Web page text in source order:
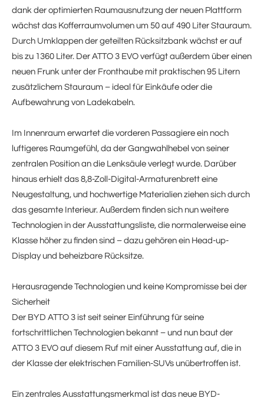
dank der optimierten Raumausnutzung der neuen Plattform
wächst das Kofferraumvolumen um 50 auf 490 Liter Stauraum.
Durch Umklappen der geteilten Rücksitzbank wächst er auf
bis zu 1360 Liter. Der ATTO 3 EVO verfügt außerdem über einen
neuen Frunk unter der Fronthaube mit praktischen 95 Litern
zusätzlichem Stauraum – ideal für Einkäufe oder die
Aufbewahrung von Ladekabeln.
Im Innenraum erwartet die vorderen Passagiere ein noch
luftigeres Raumgefühl, da der Gangwahlhebel von seiner
zentralen Position an die Lenksäule verlegt wurde. Darüber
hinaus erhielt das 8,8-Zoll-Digital-Armaturenbrett eine
Neugestaltung, und hochwertige Materialien ziehen sich durch
das gesamte Interieur. Außerdem finden sich nun weitere
Technologien in der Ausstattungsliste, die normalerweise eine
Klasse höher zu finden sind – dazu gehören ein Head-up-
Display und beheizbare Rücksitze.
Herausragende Technologien und keine Kompromisse bei der
Sicherheit
Der BYD ATTO 3 ist seit seiner Einführung für seine
fortschrittlichen Technologien bekannt – und nun baut der
ATTO 3 EVO auf diesem Ruf mit einer Ausstattung auf, die in
der Klasse der elektrischen Familien-SUVs unübertroffen ist.
Ein zentrales Ausstattungsmerkmal ist das neue BYD-